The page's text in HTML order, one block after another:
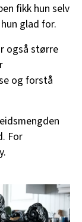
fikk hun selv
glad for.
også større
og forstå
For